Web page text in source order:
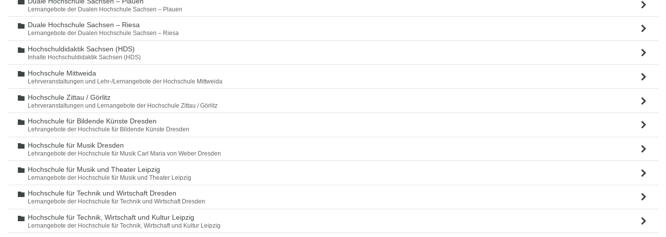
Lernangebote der Dualen Hochschule Sachsen – Plauen
Ordner
Duale Hochschule Sachsen – Riesa
Lernangebote der Dualen Hochschule Sachsen – Riesa
Ordner
Hochschuldidaktik Sachsen (HDS)
Inhalte Hochschuldidaktik Sachsen (HDS)
Ordner
Hochschule Mittweida
Lehrveranstaltungen und Lehr-/Lernangebote der Hochschule Mittweida
Ordner
Hochschule Zittau / Görlitz
Lehrveranstaltungen und Lernangebote der Hochschule Zittau / Görlitz
Ordner
Hochschule für Bildende Künste Dresden
Lehrangebote der Hochschule für Bildende Künste Dresden
Ordner
Hochschule für Musik Dresden
Lehrangebote der Hochschule für Musik Carl Maria von Weber Dresden
Ordner
Hochschule für Musik und Theater Leipzig
Lernangebote der Hochschule für Musik und Theater Leipzig
Ordner
Hochschule für Technik und Wirtschaft Dresden
Lernangebote der Hochschule für Technik und Wirtschaft Dresden
Ordner
Hochschule für Technik, Wirtschaft und Kultur Leipzig
Lernangebote der Hochschule für Technik, Wirtschaft und Kultur Leipzig